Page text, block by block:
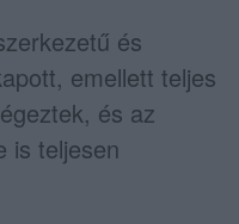
és
emellett teljes
és az
is teljesen